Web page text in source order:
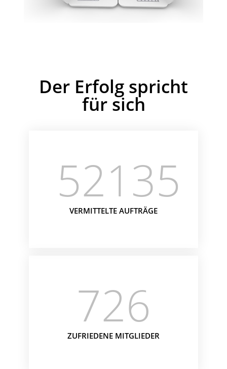
Der Erfolg spricht
für sich
VERMITTELTE AUFTRÄGE
52135
ZUFRIEDENE MITGLIEDER
726